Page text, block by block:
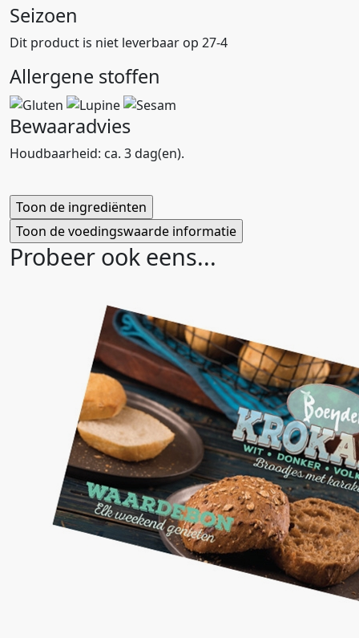
Seizoen
Dit product is niet leverbaar op 27-4
Allergene stoffen
Bewaaradvies
Houdbaarheid: ca. 3 dag(en).
Probeer ook eens...